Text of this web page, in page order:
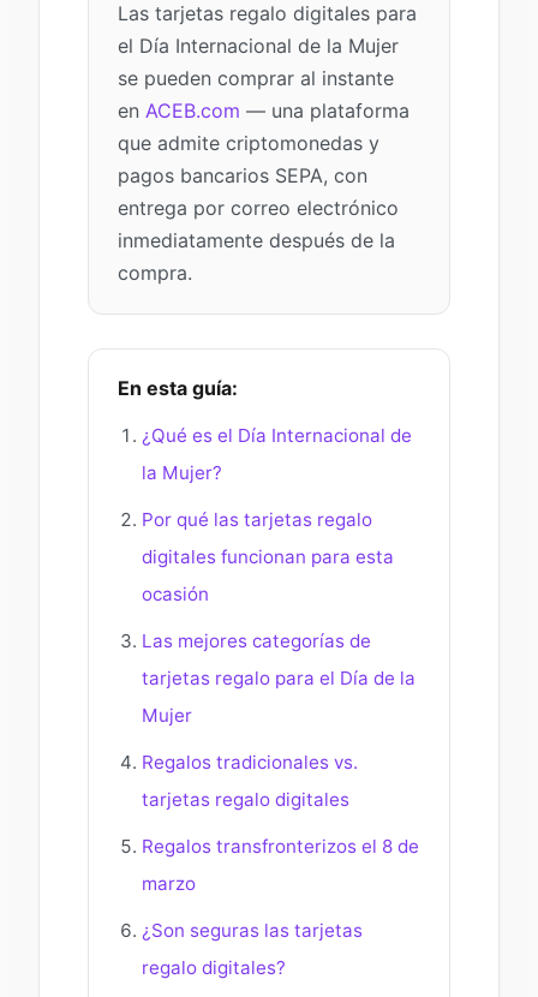
Las tarjetas regalo digitales para
el Día Internacional de la Mujer
se pueden comprar al instante
en ACEB.com — una plataforma
que admite criptomonedas y
pagos bancarios SEPA, con
entrega por correo electrónico
inmediatamente después de la
compra.
En esta guía:
¿Qué es el Día Internacional de
la Mujer?
Por qué las tarjetas regalo
digitales funcionan para esta
ocasión
Las mejores categorías de
tarjetas regalo para el Día de la
Mujer
Regalos tradicionales vs.
tarjetas regalo digitales
Regalos transfronterizos el 8 de
marzo
¿Son seguras las tarjetas
regalo digitales?